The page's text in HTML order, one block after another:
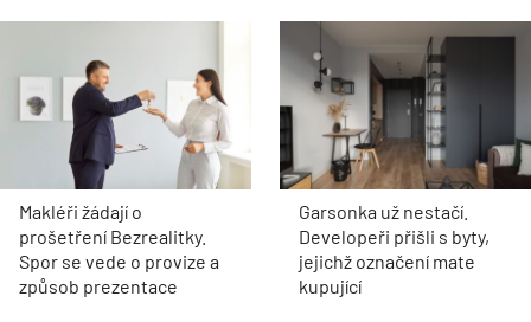
Makléři žádají o
prošetření Bezrealitky.
Spor se vede o provize a
způsob prezentace
Garsonka už nestačí.
Developeři přišli s byty,
jejichž označení mate
kupující